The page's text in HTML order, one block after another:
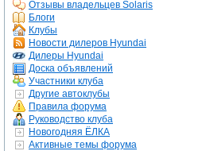
Отзывы владельцев Solaris
Блоги
Клубы
Новости дилеров Hyundai
Дилеры Hyundai
Доска объявлений
Участники клуба
Другие автоклубы
Правила форума
Руководство клуба
Новогодняя ЁЛКА
Активные темы форума